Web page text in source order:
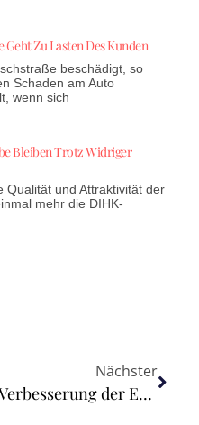
Zu Lasten Des Kunden
beschädigt, so
Schaden am Auto
wenn sich
Bleiben Trotz Widriger
Qualität und Attraktivität der
mehr die DIHK-
Nächster
Verbesserung der Energieeffizienz von Gebäuden, um Kosten zu senken und Energie zu sparen